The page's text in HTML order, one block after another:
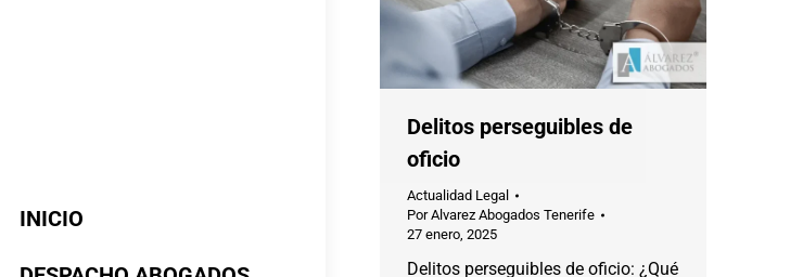
INICIO
Delitos perseguibles de
oficio
Actualidad Legal
PorAlvarez Abogados Tenerife
27 enero, 2025
Delitos perseguibles de oficio: ¿Qué